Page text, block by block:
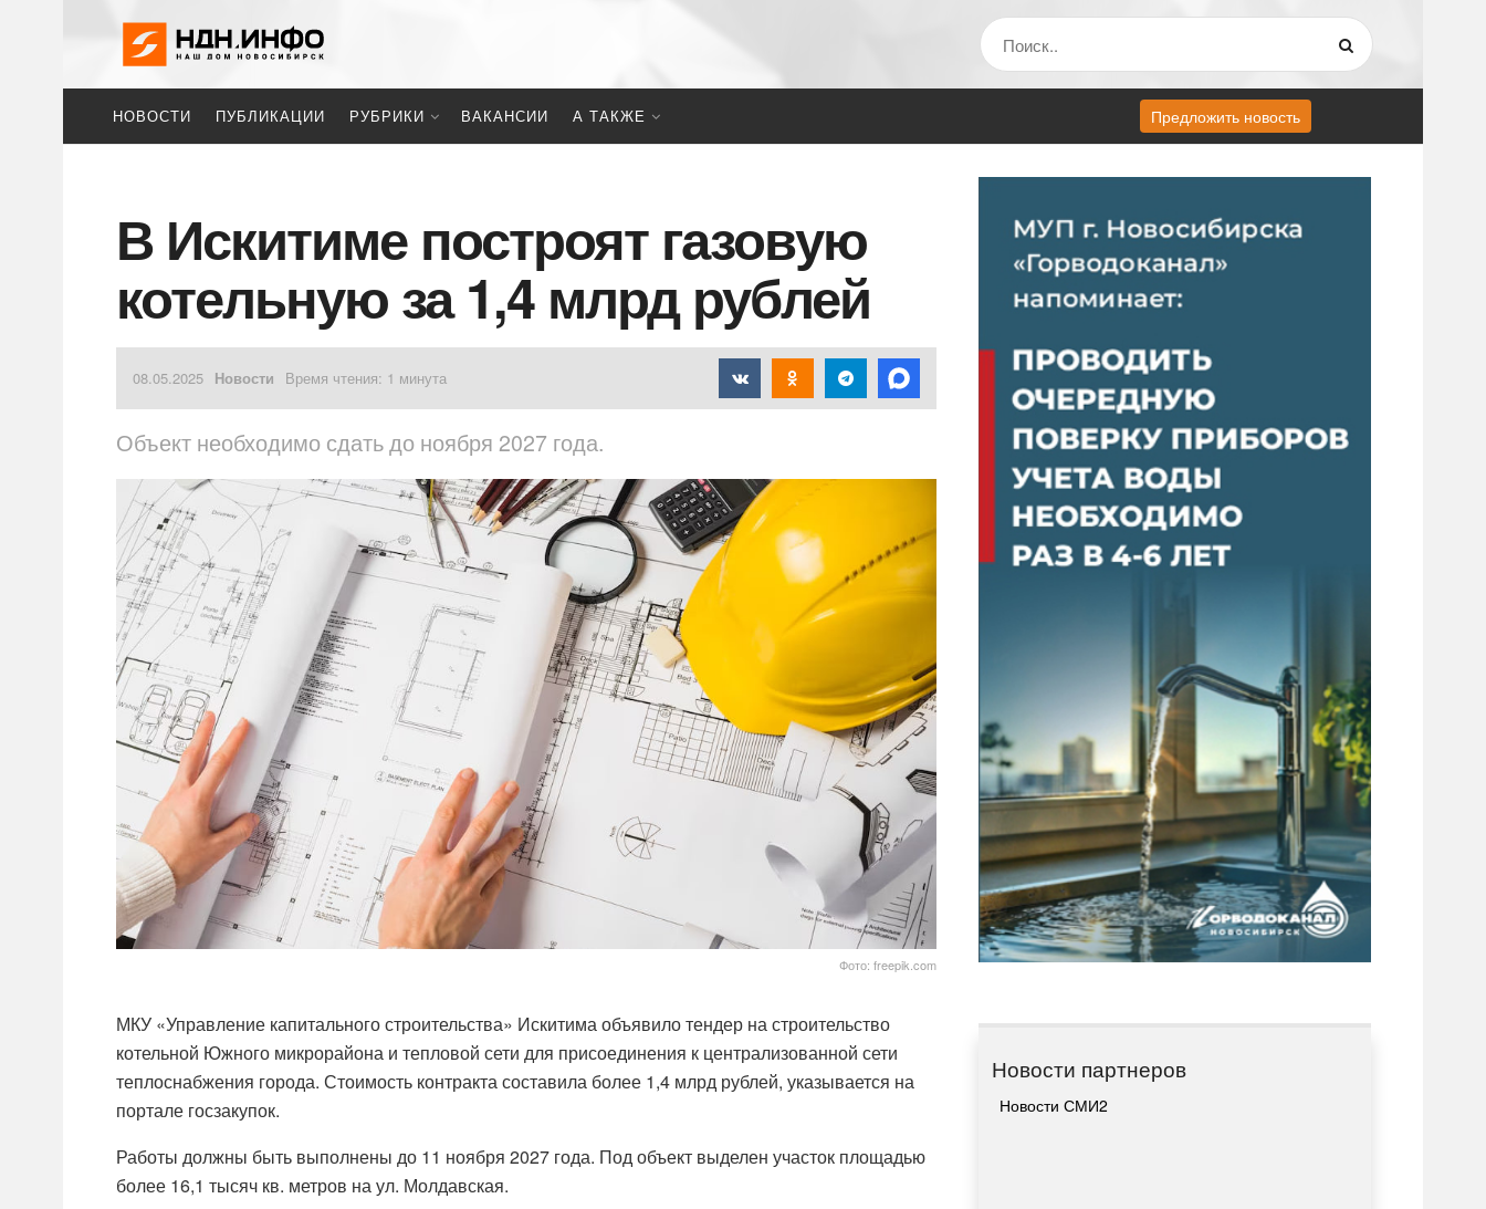
НОВОСТИ ПУБЛИКАЦИИ РУБРИКИ ВАКАНСИИ А ТАКЖЕ Предложить новость
В Искитиме построят газовую
котельную за 1,4 млрд рублей
08.05.2025 Новости Время чтения: 1 минута
Объект необходимо сдать до ноября 2027 года.
Фото: freepik.com
МКУ «Управление капитального строительства» Искитима объявило тендер на строительство
котельной Южного микрорайона и тепловой сети для присоединения к централизованной сети
теплоснабжения города. Стоимость контракта составила более 1,4 млрд рублей, указывается на
портале госзакупок.
Работы должны быть выполнены до 11 ноября 2027 года. Под объект выделен участок площадью
более 16,1 тысяч кв. метров на ул. Молдавская.
Новости партнеров
Новости СМИ2